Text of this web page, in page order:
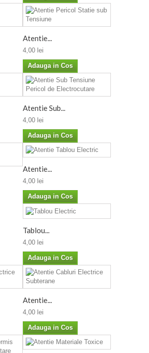
Atentie...
4,00 lei
Adauga in Cos
Atentie Sub...
4,00 lei
Adauga in Cos
Atentie...
4,00 lei
Adauga in Cos
Tablou...
4,00 lei
Adauga in Cos
Atentie...
4,00 lei
Adauga in Cos